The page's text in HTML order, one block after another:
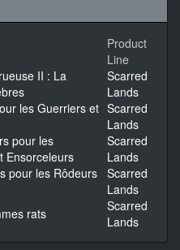
Product
Line
II : La
Scarred
Lands
les Guerriers et Scarred
Lands
pour les
Ensorceleurs
Scarred
Lands
pour les Rôdeurs Scarred
Lands
rats
Scarred
Lands